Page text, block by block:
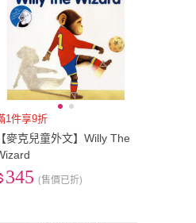
1件享9折
【麥克兒童外文】Willy The
345 (售價已折)